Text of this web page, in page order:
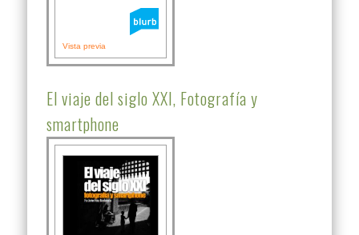
Vista previa
El viaje del siglo XXI, Fotografía y
smartphone